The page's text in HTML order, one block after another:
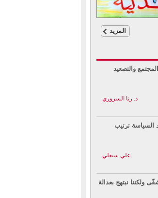
المزيد
والتصعيد
د. رنا السروري
السياسة ترتيب
علي سيقلي
ولكننا نبتهج بعدالة